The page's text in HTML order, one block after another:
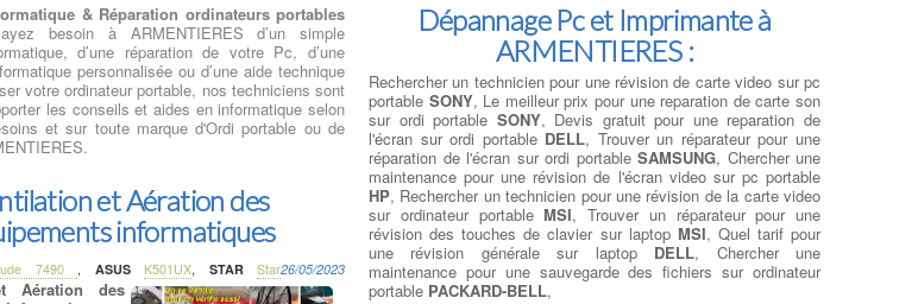
& Réparation ordinateurs portables
besoin à ARMENTIERES d’un simple
d’une réparation de votre Pc, d’une
personnalisée ou d’une aide technique
votre ordinateur portable, nos techniciens sont
les conseils et aides en informatique selon
et sur toute marque d'Ordi portable ou de
et Aération des
informatiques
26/05/2023
Aération des
7490 , ASUS K501UX, STAR Star
Dépannage Pc et Imprimante à
ARMENTIERES :
Rechercher un technicien pour une révision de carte video sur pc
portable SONY, Le meilleur prix pour une reparation de carte son
sur ordi portable SONY, Devis gratuit pour une reparation de
l'écran sur ordi portable DELL, Trouver un réparateur pour une
réparation de l'écran sur ordi portable SAMSUNG, Chercher une
maintenance pour une révision de l'écran video sur pc portable
HP, Rechercher un technicien pour une révision de la carte video
sur ordinateur portableMSI, Trouver un réparateur pour une
révision des touches de clavier sur laptop MSI, Quel tarif pour
une révision générale sur laptop DELL, Chercher une
maintenance pour une sauvegarde des fichiers sur ordinateur
portable PACKARD-BELL,